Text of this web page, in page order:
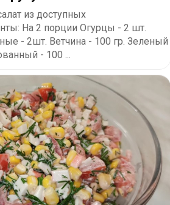
из доступных
На 2 порции Огурцы - 2 шт.
- 2шт. Ветчина - 100 гр. Зеленый
- 100 ...